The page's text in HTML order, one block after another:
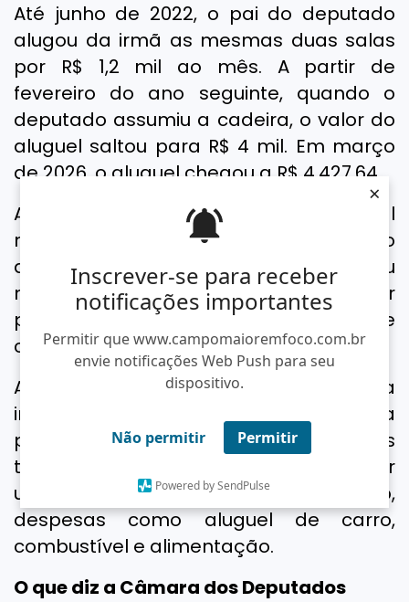
Inscrever-se para receber
notificações importantes
Permitir que www.campomaioremfoco.com.br
envie notificações Web Push para seu
dispositivo.
Não permitir Permitir
Powered by SendPulse
×
Até junho de 2022, o pai do deputado
alugou da irmã as mesmas duas salas
por R$ 1,2 mil ao mês. A partir de
fevereiro do ano seguinte, quando o
deputado assumiu a cadeira, o valor do
aluguel saltou para R$ 4 mil. Em março
de 2026, o aluguel chegou a R$ 4.427,64.
As salas ficam em um prédio comercial
no centro de Teresina (PI). Além do
aluguel, o gabinete de Átila Lira usou
mais de R$ 31 mil da cota parlamentar
para o pagamento da taxa de
condomínio das unidades.
A cota parlamentar é uma verba
indenizatória disponível a cada
parlamentar para custeio de despesas
típicas do mandato. A quantia pode ser
usada para reembolsar, por exemplo,
despesas como aluguel de carro,
combustível e alimentação.
O que diz a Câmara dos Deputados